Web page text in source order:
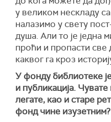
у великом нескладу
налазимо у свету
душа. Али то је једна
проћи и пропасти све
каквог га кроз
У фонду библиотеке
и публикација.
легате, као и старе
фонд чине изузетним?